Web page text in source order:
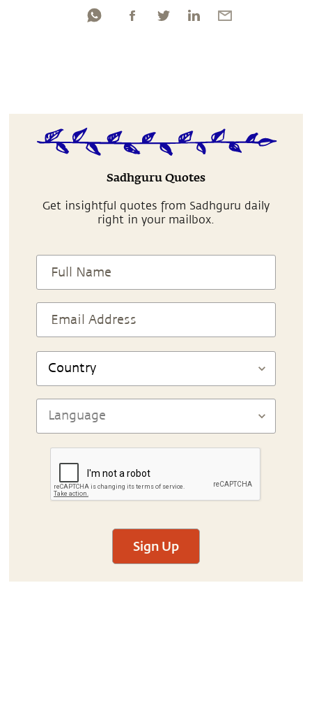
Sadhguru Quotes
Get insightful quotes from Sadhguru daily
right in your mailbox.
Sign Up